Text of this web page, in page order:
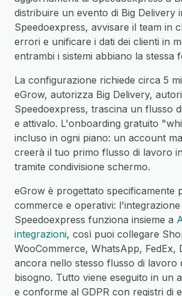
distribuire un evento di Big Delivery
Speedoexpress, avvisare il team in
errori e unificare i dati dei clienti in
entrambi i sistemi abbiano la stessa
La configurazione richiede circa 5
eGrow, autorizza Big Delivery,
Speedoexpress, trascina un flusso
e attivalo. L'onboarding gratuito
incluso in ogni piano: un account
creerà il tuo primo flusso di lavoro
tramite condivisione schermo.
eGrow è progettato specificamente
commerce e operativi:
Speedoexpress funziona insieme a
integrazioni, così puoi collegare
WooCommerce, WhatsApp, FedEx,
ancora nello stesso flusso di lavoro
bisogno. Tutto viene eseguito in un
e conforme al GDPR con registri di